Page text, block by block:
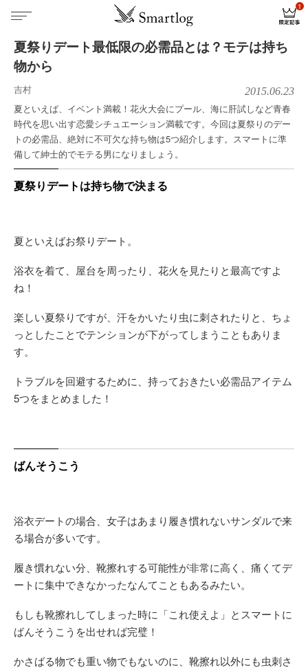
夏祭りデート最低限の必需品とは？モテは持ち
物から
吉村 2015.06.23
夏といえば、イベント満載！花火大会にプール、海に肝試しなど青春
時代を思い出す恋愛シチュエーション満載です。今回は夏祭りのデー
トの必需品、絶対に不可欠な持ち物は5つ紹介します。スマートに準
備して紳士的でモテる男になりましょう。
夏祭りデートは持ち物で決まる
夏といえばお祭りデート。
浴衣を着て、屋台を周ったり、花火を見たりと最高ですよ
ね！
楽しい夏祭りですが、汗をかいたり虫に刺されたりと、ちょ
っとしたことでテンションが下がってしまうこともありま
す。
トラブルを回避するために、持っておきたい必需品アイテム
5つをまとめました！
ばんそうこう
浴衣デートの場合、女子はあまり履き慣れないサンダルで来
る場合が多いです。
履き慣れない分、靴擦れする可能性が非常に高く、痛くてデ
ートに集中できなかったなんてこともあるみたい。
もしも靴擦れしてしまった時に「これ使えよ」とスマートに
ばんそうこうを出せれば完璧！
かさばる物でも重い物でもないのに、靴擦れ以外にも虫刺さ